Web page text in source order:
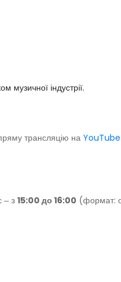
індустрії.
трансляцію на
‒ з 15:00 до 16:00 (формат: